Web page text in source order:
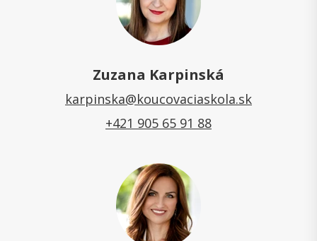
Zuzana Karpinská
karpinska@koucovaciaskola.sk
+421 905 65 91 88